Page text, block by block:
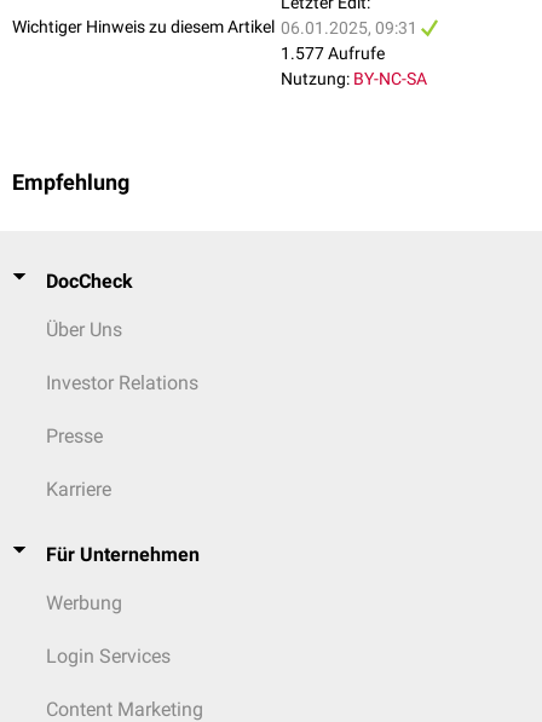
Wichtiger Hinweis zu diesem Artikel 06.01.2025, 09:31
1.577 Aufrufe
Nutzung: BY-NC-SA
Empfehlung
DocCheck
Über Uns
Investor Relations
Presse
Karriere
Für Unternehmen
Werbung
Login Services
Content Marketing